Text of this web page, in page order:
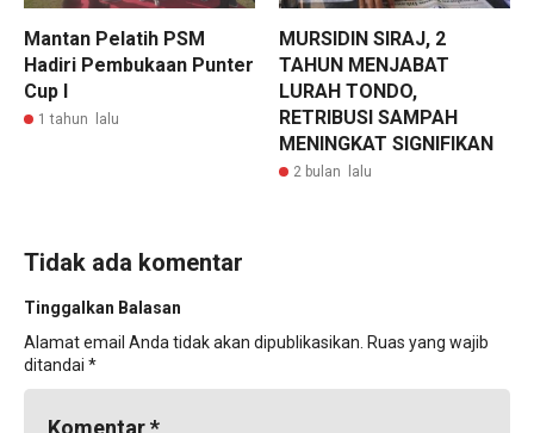
Mantan Pelatih PSM
Hadiri Pembukaan Punter
Cup I
1 tahun lalu
MURSIDIN SIRAJ, 2
TAHUN MENJABAT
LURAH TONDO,
RETRIBUSI SAMPAH
MENINGKAT SIGNIFIKAN
2 bulan lalu
Tidak ada komentar
Tinggalkan Balasan
Alamat email Anda tidak akan dipublikasikan. Ruas yang wajib
ditandai *
Komentar*